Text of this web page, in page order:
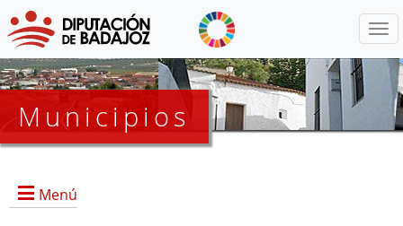
Municipios
Menú